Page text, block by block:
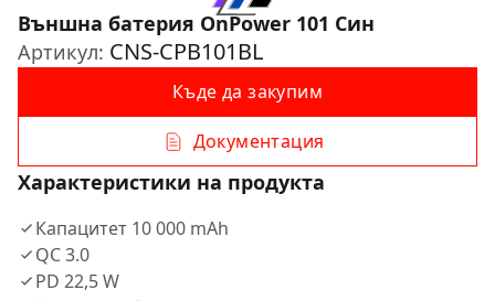
Външна батерия OnPower 101 Син
Артикул: CNS-CPB101BL
Къде да закупим
Документация
Характеристики на продукта
Капацитет 10 000 mAh
QC 3.0
PD 22,5 W